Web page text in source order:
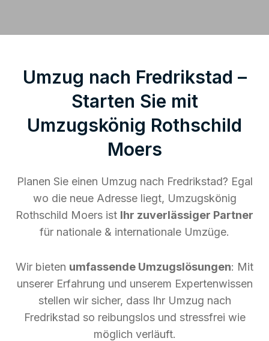
Umzug nach Fredrikstad –
Starten Sie mit
Umzugskönig Rothschild
Moers
Planen Sie einen Umzug nach Fredrikstad? Egal
wo die neue Adresse liegt, Umzugskönig
Rothschild Moers ist Ihr zuverlässiger Partner
für nationale & internationale Umzüge.
Wir bieten umfassende Umzugslösungen: Mit
unserer Erfahrung und unserem Expertenwissen
stellen wir sicher, dass Ihr Umzug nach
Fredrikstad so reibungslos und stressfrei wie
möglich verläuft.